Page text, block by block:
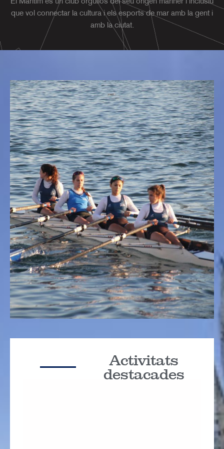
Marítim
Benvinguts -
Bienvenue
El Marítim és un club orgullós del seu origen mariner i inclusiu
que vol connectar la cultura i els esports de mar amb la gent i
amb la ciutat.
Activitats
destacades